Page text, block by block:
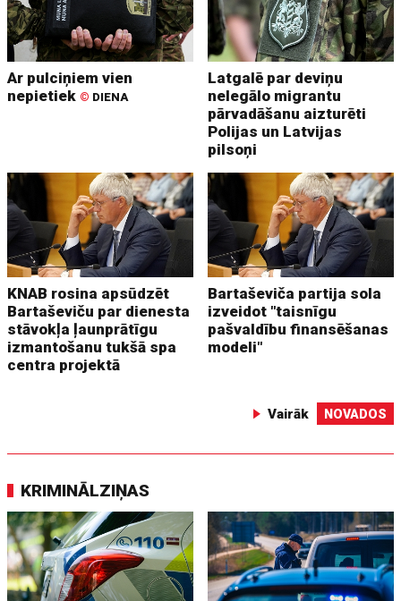
Ar pulciņiem vien
nepietiek © DIENA
Latgalē par deviņu
nelegālo migrantu
pārvadāšanu aizturēti
Polijas un Latvijas
pilsoņi
KNAB rosina apsūdzēt
Bartaševiču par dienesta
stāvokļa ļaunprātīgu
izmantošanu tukšā spa
centra projektā
Bartaševiča partija sola
izveidot "taisnīgu
pašvaldību finansēšanas
modeli"
Vairāk NOVADOS
KRIMINĀLZIŅAS